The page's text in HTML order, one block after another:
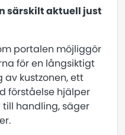
särskilt aktuell just
portalen möjliggör
för en långsiktigt
kustzonen, ett
förståelse hjälper
handling, säger